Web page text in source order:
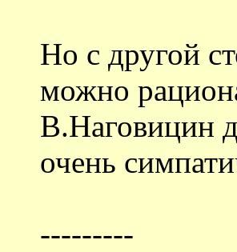
Но с другой
можно
В.Наговицин
очень
---------